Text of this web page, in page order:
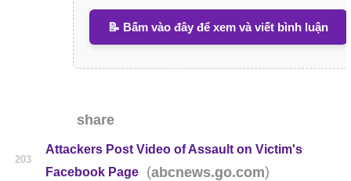
📝 Bấm vào đây để xem và viết bình luận
share
203
Attackers Post Video of Assault on Victim's
Facebook Page
(abcnews.go.com)